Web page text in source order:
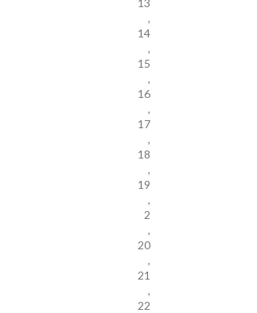
13
,
14
,
15
,
16
,
17
,
18
,
19
,
2
,
20
,
21
,
22